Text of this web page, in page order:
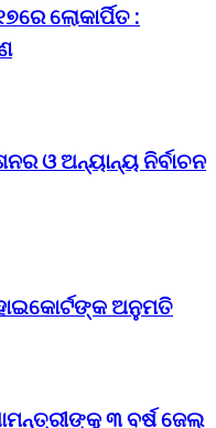
ଲୋକାର୍ପିତ :
ଓ ଅନ୍ୟାନ୍ୟ ନିର୍ବାଚନ
ଅନୁମତି
୩ ବର୍ଷ ଜେଲ୍‌